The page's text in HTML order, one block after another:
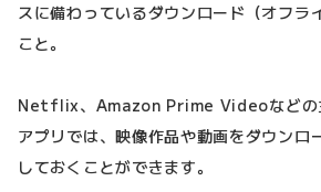
スに備わっているダウンロード（オフラ
こと。
Netflix、Amazon Prime Videoなどの
アプリでは、映像作品や動画をダウンロ
しておくことができます。